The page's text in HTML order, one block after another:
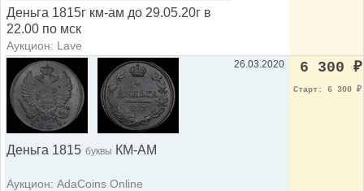
Деньга 1815г км-ам до 29.05.20г в
22.00 по мск
Аукцион: Lave
Деньга 1815 буквы КМ-АМ
Аукцион: AdaCoins Online
26.03.2020 6 300 ₽
Старт: 6 300 ₽